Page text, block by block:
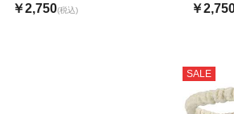
￥2,750(税込) ￥
SALE